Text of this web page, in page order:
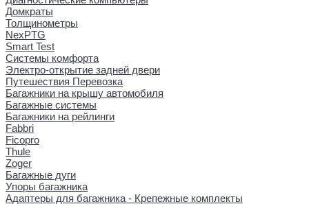
Домкраты
Толщинометры
NexPTG
Smart Test
Системы комфорта
Электро-открытие задней двери
Путешествия Перевозка
Багажники на крышу автомобиля
Багажные системы
Багажники на рейлинги
Fabbri
Ficopro
Thule
Zoger
Багажные дуги
Упоры багажника
Адаптеры для багажника - Крепежные комплекты